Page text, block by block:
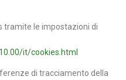
tramite le impostazioni di
it/cookies.html
di tracciamento della